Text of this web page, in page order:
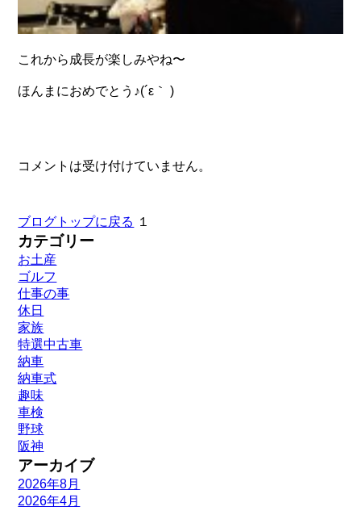
これから成長が楽しみやね〜
ほんまにおめでとう♪(´ε｀ )
コメントは受け付けていません。
ブログトップに戻る １
カテゴリー
お土産
ゴルフ
仕事の事
休日
家族
特選中古車
納車
納車式
趣味
車検
野球
阪神
アーカイブ
2026年8月
2026年4月